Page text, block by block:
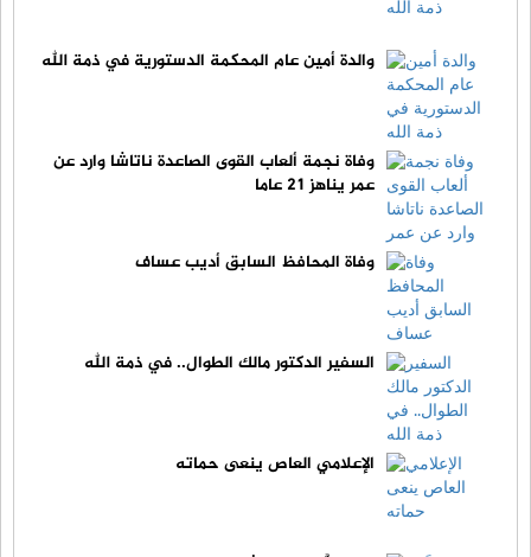
والدة أمين عام المحكمة الدستورية في ذمة الله
وفاة نجمة ألعاب القوى الصاعدة ناتاشا وارد عن
عمر يناهز 21 عاما
وفاة المحافظ السابق أديب عساف
السفير الدكتور مالك الطوال.. في ذمة الله
الإعلامي العاص ينعى حماته